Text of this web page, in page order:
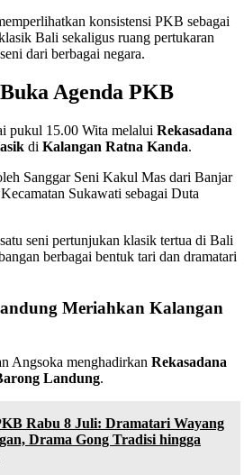
konsistensi PKB sebagai
Bali sekaligus ruang pertukaran
dari berbagai negara.
Agenda PKB
pukul 15.00 Wita melalui Rekasadana
di Kalangan Ratna Kanda.
Sanggar Seni Kakul Mas dari Banjar
Sukawati sebagai Duta
seni pertunjukan klasik tertua di Bali
berbagai bentuk tari dan dramatari
Meriahkan Kalangan
Angsoka menghadirkan Rekasadana
Landung.
Rabu 8 Juli: Dramatari Wayang
Drama Gong Tradisi hingga